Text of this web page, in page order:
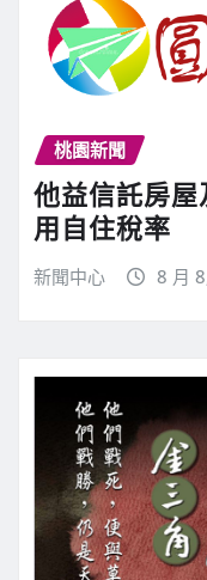
桃園新聞
他益信託房
用自住稅率
新聞中心 8 月